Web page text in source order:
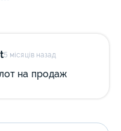
5 місяців назад
на продаж